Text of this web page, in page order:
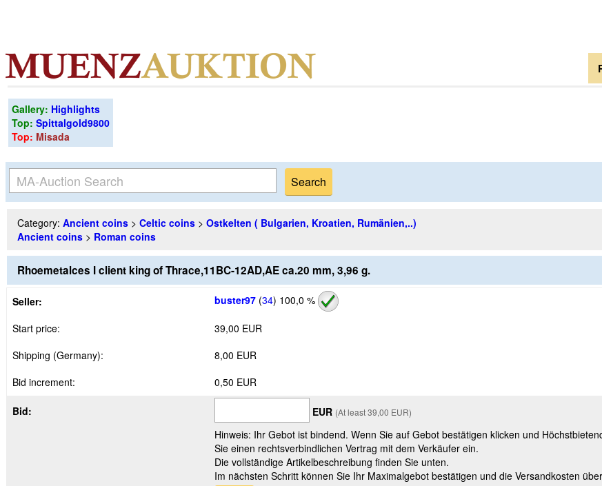
Gallery: Highlights
Top: Spittalgold9800
Top: Misada
Category: Ancient coins > Celtic coins > Ostkelten ( Bulgarien, Kroatien, Rumänien,..)
Ancient coins > Roman coins
Rhoemetalces I client king of Thrace,11BC-12AD,AE ca.20 mm, 3,96 g.
Seller: buster97 (34) 100,0 %
Start price:
39,00 EUR
Shipping (Germany):
8,00 EUR
Bid increment:
0,50 EUR
Bid: EUR (At least 39,00 EUR)
Hinweis: Ihr Gebot ist bindend. Wenn Sie auf Gebot bestätigen klicken und
Sie einen rechtsverbindlichen Vertrag mit dem Verkäufer ein.
Die vollständige Artikelbeschreibung finden Sie unten.
Im nächsten Schritt können Sie Ihr Maximalgebot bestätigen und die Versandkosten